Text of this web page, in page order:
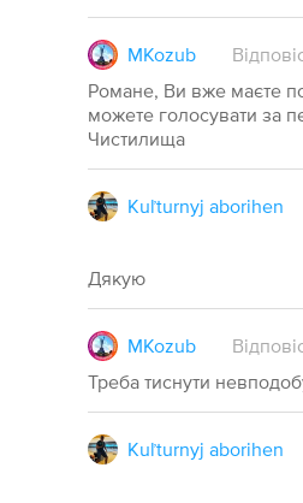
MKozub
Романе, Ви вже маєте
можете голосувати за
Чистилища
Kuľturnyj aborihen
Дякую
MKozub
Треба тиснути
Kuľturnyj aborihen